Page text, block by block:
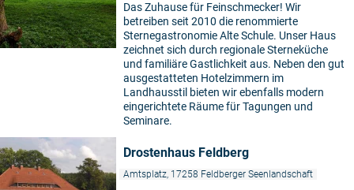
Das Zuhause für Feinschmecker! Wir
betreiben seit 2010 die renommierte
Sternegastronomie Alte Schule. Unser Haus
zeichnet sich durch regionale Sterneküche
und familiäre Gastlichkeit aus. Neben den gut
ausgestatteten Hotelzimmern im
Landhausstil bieten wir ebenfalls modern
eingerichtete Räume für Tagungen und
Seminare.
Drostenhaus Feldberg
Amtsplatz, 17258 Feldberger Seenlandschaft